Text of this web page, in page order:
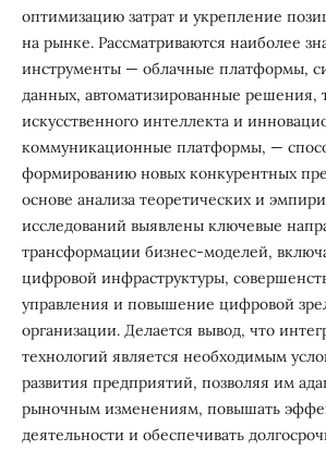
оптимизацию затрат и укрепление
на рынке. Рассматриваются наиболее
инструменты — облачные платформы,
данных, автоматизированные решения,
искусственного интеллекта и
коммуникационные платформы, —
формированию новых конкурентных
основе анализа теоретических и
исследований выявлены ключевые
трансформации бизнес-моделей,
цифровой инфраструктуры,
управления и повышение цифровой
организации. Делается вывод, что
технологий является необходимым
развития предприятий, позволяя им
рыночным изменениям, повышать
деятельности и обеспечивать